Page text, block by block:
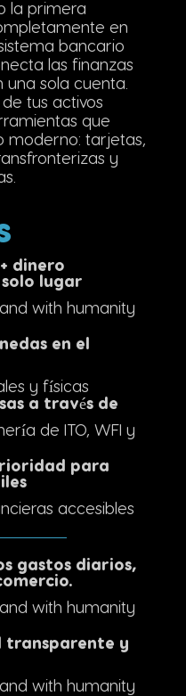
la primera
en
bancario
las finanzas
sola cuenta.
tus activos
que
moderno: tarjetas,
y
dinero
lugar
with humanity
en el
y físicas
a través de
de ITO, WFI y
para
accesibles
gastos diarios,
with humanity
transparente y
with humanity